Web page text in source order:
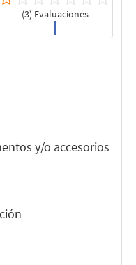
(3) Evaluaciones
y/o accesorios